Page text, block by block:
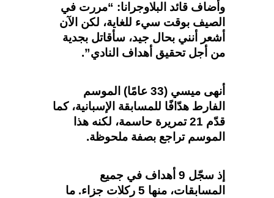
وأضاف قائد البلاوجرانا: “مررت في
الصيف بوقت سيء للغاية، لكن الآن
أشعر أنني بحال جيد، سأقاتل بجدية
من أجل تحقيق أهداف النادي”.
أنهى ميسي (33 عامًا) الموسم
الفارط هدّافًا للمسابقة الإسبانية، كما
قدّم 21 تمريرة حاسمة، لكنه هذا
الموسم تراجع بصفة ملحوظة.
إذ سجّل 9 أهداف في جميع
المسابقات، منها 5 ركلات جزاء. ما